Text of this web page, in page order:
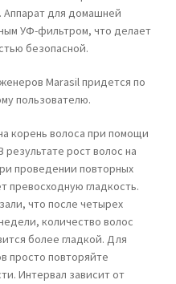
для домашней
УФ-фильтром, что делает
безопасной.
Marasil придется по
пользователю.
корень волоса при помощи
результате рост волос на
проведении повторных
превосходную гладкость.
что после четырех
количество волос
более гладкой. Для
просто повторяйте
Интервал зависит от